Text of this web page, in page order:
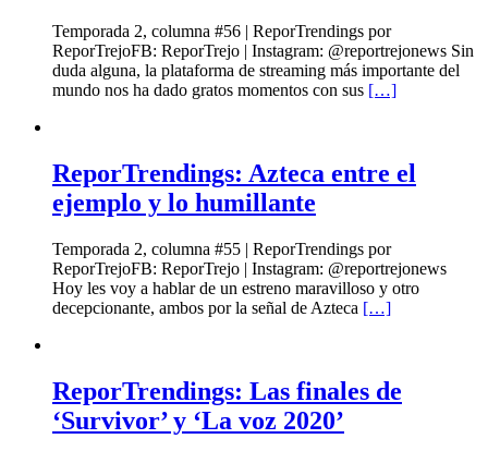
Temporada 2, columna #56 | ReporTrendings por
ReporTrejoFB: ReporTrejo | Instagram: @reportrejonews Sin
duda alguna, la plataforma de streaming más importante del
mundo nos ha dado gratos momentos con sus […]
ReporTrendings: Azteca entre el
ejemplo y lo humillante
Temporada 2, columna #55 | ReporTrendings por
ReporTrejoFB: ReporTrejo | Instagram: @reportrejonews
Hoy les voy a hablar de un estreno maravilloso y otro
decepcionante, ambos por la señal de Azteca […]
ReporTrendings: Las finales de
‘Survivor’ y ‘La voz 2020’